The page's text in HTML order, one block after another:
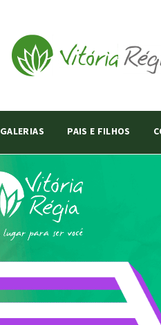
GALERIAS PAIS E FILHOS